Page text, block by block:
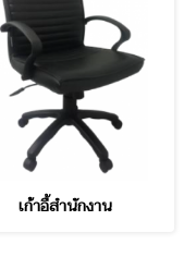
เก้าอี้สำนักงาน